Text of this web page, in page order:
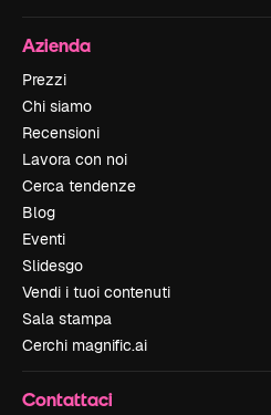
Azienda
Prezzi
Chi siamo
Recensioni
Lavora con noi
Cerca tendenze
Blog
Eventi
Slidesgo
Vendi i tuoi contenuti
Sala stampa
Cerchi magnific.ai
Contattaci